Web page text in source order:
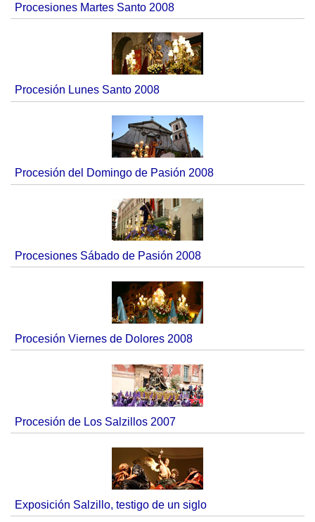
Procesiones Martes Santo 2008
Procesión Lunes Santo 2008
Procesión del Domingo de Pasión 2008
Procesiones Sábado de Pasión 2008
Procesión Viernes de Dolores 2008
Procesión de Los Salzillos 2007
Exposición Salzillo, testigo de un siglo